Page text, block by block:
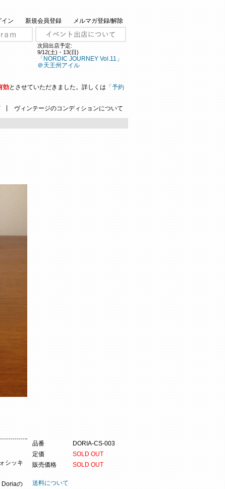
ン 新規会員登録 メルマガ登録/解除
次回出店予定:
9/12(土)・13(日)
「NORDIC JOURNEY Vol.11」
＠天王州アイル
効とさせていただきました。詳しくは 「予約
ヴィンテージのコンディションについて
品番
DORIA-CS-003
定価
SOLD OUT
販売価格
SOLD OUT
送料について
シッキ
Doriaの